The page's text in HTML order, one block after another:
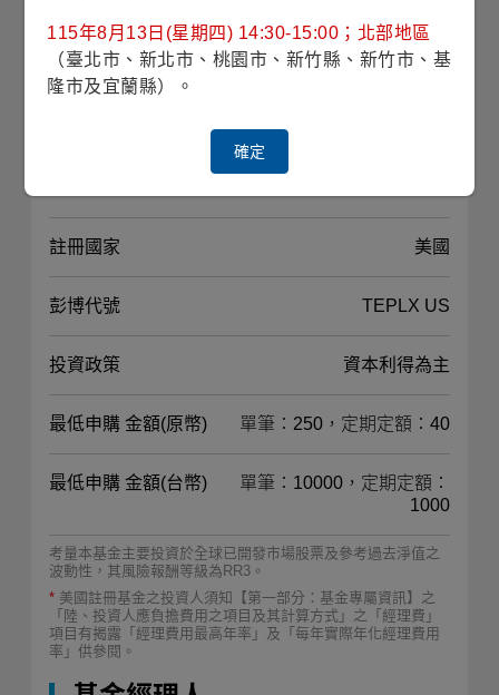
投資標的 普通股
註冊國家 美國
彭博代號 TEPLX US
投資政策 資本利得為主
最低申購 金額(原幣) 單筆：250，定期定額：40
最低申購 金額(台幣)
單筆：10000，定期定額：
1000
考量本基金主要投資於全球已開發市場股票及參考過去淨值之
波動性，其風險報酬等級為RR3。
* 美國註冊基金之投資人須知【第一部分：基金專屬資訊】之
「陸、投資人應負擔費用之項目及其計算方式」之「經理費」
項目有揭露「經理費用最高年率」及「每年實際年化經理費用
率」供參閱。
115年8月13日(星期四) 14:30-15:00；北部地區
（臺北市、新北市、桃園市、新竹縣、新竹市、基
隆市及宜蘭縣）。
確定